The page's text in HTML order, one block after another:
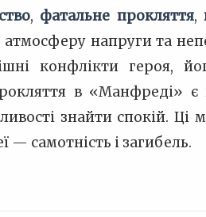
, фатальне прокляття,
напруги та
конфлікти героя,
в «Манфреді»
знайти спокій.
— самотність і загибель.